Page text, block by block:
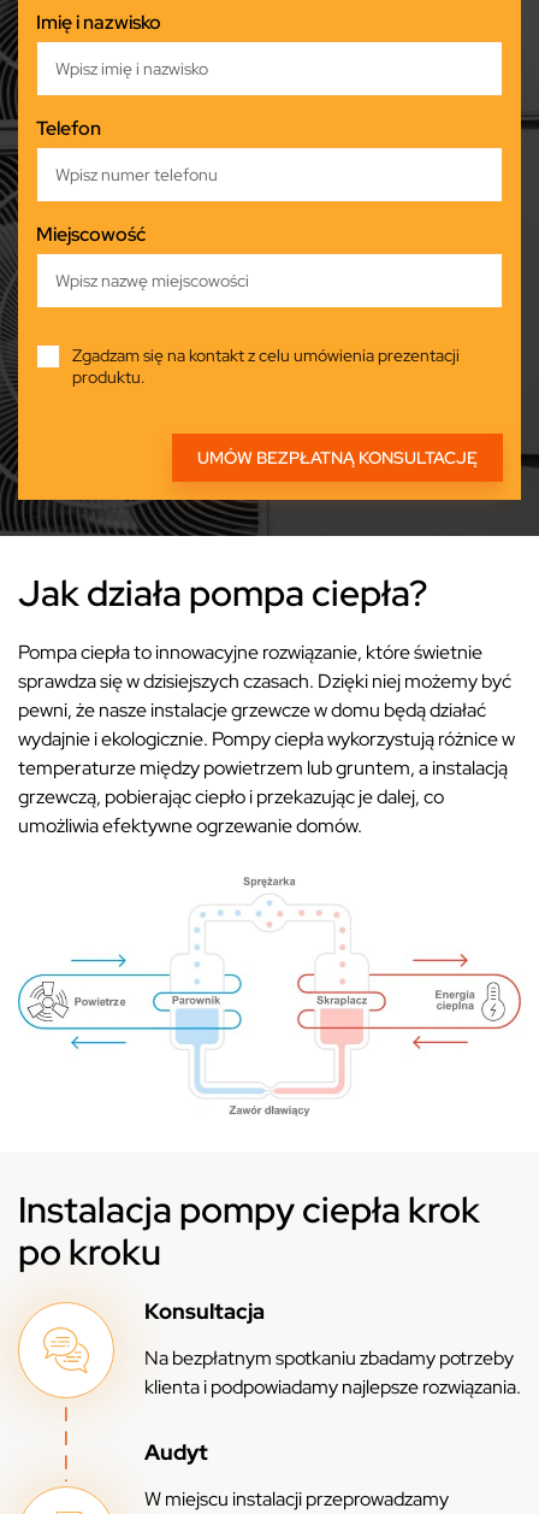
Imię i nazwisko
Telefon
Miejscowość
Zgadzam się na kontakt z celu umówienia prezentacji
produktu.
Jak działa pompa ciepła?
Pompa ciepła to innowacyjne rozwiązanie, które świetnie
sprawdza się w dzisiejszych czasach. Dzięki niej możemy być
pewni, że nasze instalacje grzewcze w domu będą działać
wydajnie i ekologicznie. Pompy ciepła wykorzystują różnice w
temperaturze między powietrzem lub gruntem, a instalacją
grzewczą, pobierając ciepło i przekazując je dalej, co
umożliwia efektywne ogrzewanie domów.
Instalacja pompy ciepła krok
po kroku
Konsultacja
Na bezpłatnym spotkaniu zbadamy potrzeby
klienta i podpowiadamy najlepsze rozwiązania.
Audyt
W miejscu instalacji przeprowadzamy